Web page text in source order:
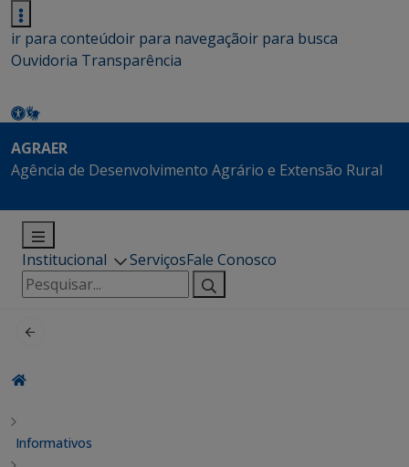
ir para conteúdoir para navegaçãoir para busca
Ouvidoria Transparência
AGRAER
Agência de Desenvolvimento Agrário e Extensão Rural
Institucional ServiçosFale Conosco
Pesquisar
por:
Informativos